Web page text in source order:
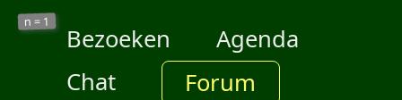
n = 1
Bezoeken
Agenda
Chat
Forum